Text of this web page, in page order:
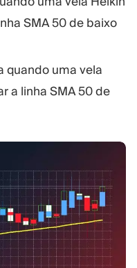
SMA 50 de baixo
quando uma vela
a linha SMA 50 de